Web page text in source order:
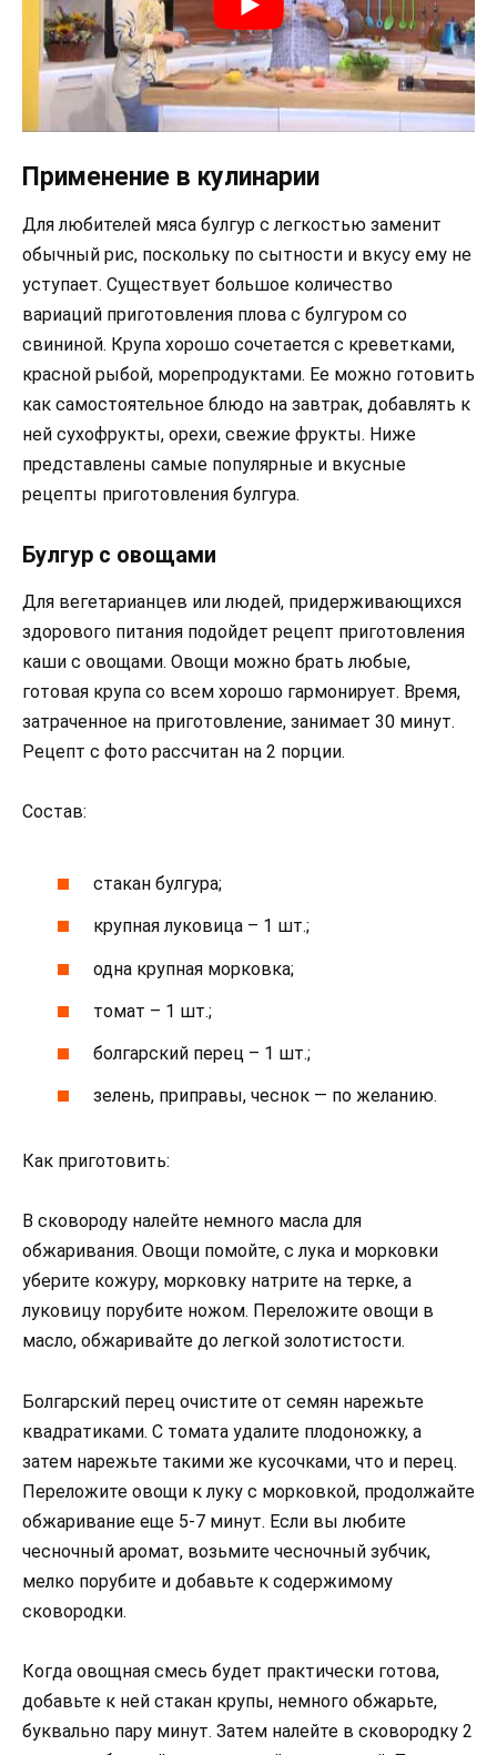
Применение в кулинарии
Для любителей мяса булгур с легкостью заменит
обычный рис, поскольку по сытности и вкусу ему не
уступает. Существует большое количество
вариаций приготовления плова с булгуром со
свининой. Крупа хорошо сочетается с креветками,
красной рыбой, морепродуктами. Ее можно готовить
как самостоятельное блюдо на завтрак, добавлять к
ней сухофрукты, орехи, свежие фрукты. Ниже
представлены самые популярные и вкусные
рецепты приготовления булгура.
Булгур с овощами
Для вегетарианцев или людей, придерживающихся
здорового питания подойдет рецепт приготовления
каши с овощами. Овощи можно брать любые,
готовая крупа со всем хорошо гармонирует. Время,
затраченное на приготовление, занимает 30 минут.
Рецепт с фото рассчитан на 2 порции.
Состав:
стакан булгура;
крупная луковица – 1 шт.;
одна крупная морковка;
томат – 1 шт.;
болгарский перец – 1 шт.;
зелень, приправы, чеснок — по желанию.
Как приготовить:
В сковороду налейте немного масла для
обжаривания. Овощи помойте, с лука и морковки
уберите кожуру, морковку натрите на терке, а
луковицу порубите ножом. Переложите овощи в
масло, обжаривайте до легкой золотистости.
Болгарский перец очистите от семян нарежьте
квадратиками. С томата удалите плодоножку, а
затем нарежьте такими же кусочками, что и перец.
Переложите овощи к луку с морковкой, продолжайте
обжаривание еще 5-7 минут. Если вы любите
чесночный аромат, возьмите чесночный зубчик,
мелко порубите и добавьте к содержимому
сковородки.
Когда овощная смесь будет практически готова,
добавьте к ней стакан крупы, немного обжарьте,
буквально пару минут. Затем налейте в сковородку 2